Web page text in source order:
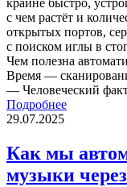
крайне быстро,
с чем растёт и
открытых портов,
с поиском иглы в
Чем полезна
Время —
— Человеческий
Подробнее
29.07.2025
Как мы
музыки